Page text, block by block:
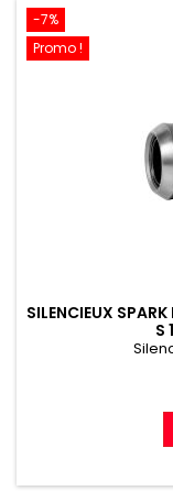
-7%
Promo !
SILENCIEUX
S